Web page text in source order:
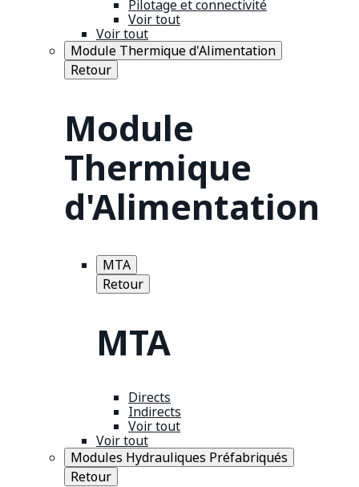
Pilotage et connectivité
Voir tout
Voir tout
Module Thermique d'Alimentation
Retour
Module
Thermique
d'Alimentation
MTA
Retour
MTA
Directs
Indirects
Voir tout
Voir tout
Modules Hydrauliques Préfabriqués
Retour